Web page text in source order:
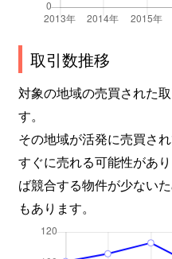
取引数推移
対象の地域の売買された
す。
その地域が活発に売買さ
すぐに売れる可能性があ
ば競合する物件が少ない
もあります。